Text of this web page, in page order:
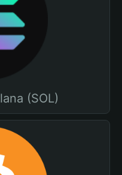
(SOL)